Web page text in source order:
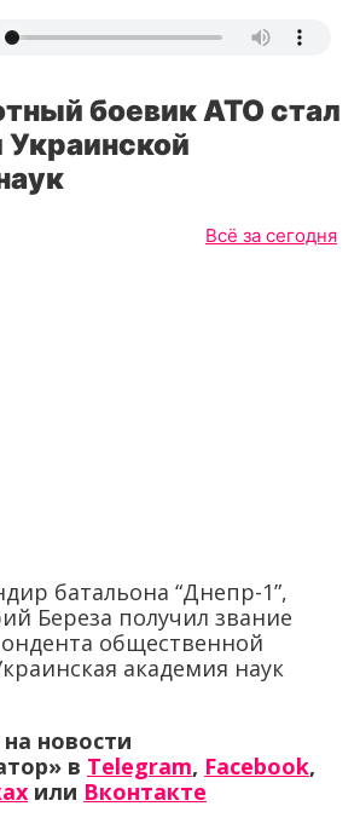
боевик АТО стал
Всё за сегодня
батальона “Днепр-1”,
Береза получил звание
общественной
академия наук
новости
в Telegram, Facebook,
или Вконтакте